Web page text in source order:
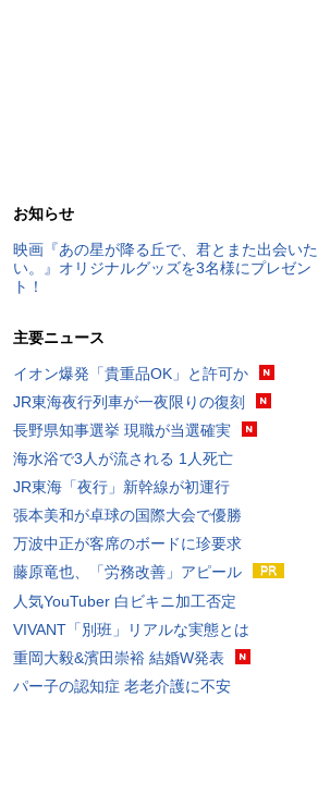
お知らせ
映画『あの星が降る丘で、君とまた出会いた
い。』オリジナルグッズを3名様にプレゼン
ト！
主要ニュース
イオン爆発「貴重品OK」と許可か
JR東海夜行列車が一夜限りの復刻
長野県知事選挙 現職が当選確実
海水浴で3人が流される 1人死亡
JR東海「夜行」新幹線が初運行
張本美和が卓球の国際大会で優勝
万波中正が客席のボードに珍要求
藤原竜也、「労務改善」アピール
人気YouTuber 白ビキニ加工否定
VIVANT「別班」リアルな実態とは
重岡大毅&濱田崇裕 結婚W発表
パー子の認知症 老老介護に不安